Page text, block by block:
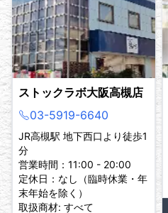
ストックラボ大阪高槻店
03-5919-6640
JR高槻駅 地下西口より徒歩1
分
営業時間：11:00 - 20:00
定休日：なし（臨時休業・年
末年始を除く）
取扱商材: すべて